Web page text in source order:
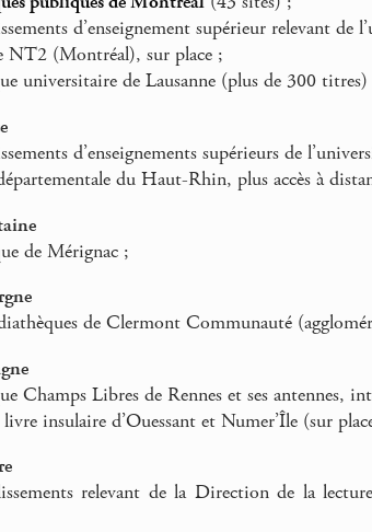
d’enseignement supérieur relevant de
NT2 (Montréal), sur place ;
universitaire de Lausanne (plus de 300 titres)
d’enseignements supérieurs de
du Haut-Rhin, plus accès à
de Mérignac ;
de Clermont Communauté
Champs Libres de Rennes et ses antennes,
insulaire d’Ouessant et Numer’Île (sur
relevant de la Direction de la